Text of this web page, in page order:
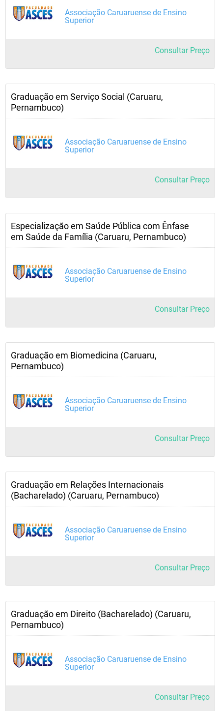
Associação Caruaruense de Ensino
Superior
Consultar Preço
Graduação em Serviço Social (Caruaru,
Pernambuco)
Associação Caruaruense de Ensino
Superior
Consultar Preço
Especialização em Saúde Pública com Ênfase
em Saúde da Família (Caruaru, Pernambuco)
Associação Caruaruense de Ensino
Superior
Consultar Preço
Graduação em Biomedicina (Caruaru,
Pernambuco)
Associação Caruaruense de Ensino
Superior
Consultar Preço
Graduação em Relações Internacionais
(Bacharelado) (Caruaru, Pernambuco)
Associação Caruaruense de Ensino
Superior
Consultar Preço
Graduação em Direito (Bacharelado) (Caruaru,
Pernambuco)
Associação Caruaruense de Ensino
Superior
Consultar Preço